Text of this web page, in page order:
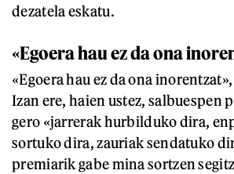
dezatela eskatu.
«Egoera hau ez da ona
«Egoera hau ez da ona
Izan ere, haien ustez, salbuespen
gero «jarrerak hurbilduko dira,
sortuko dira, zauriak sendatuko
premiarik gabe mina sortzen